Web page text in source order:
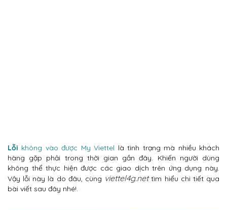
Lỗi không vào được My Viettel là tình trạng mà nhiều khách
hàng gặp phải trong thời gian gần đây. Khiến người dùng
không thể thực hiện được các giao dịch trên ứng dụng này.
Vậy lỗi này là do đâu, cùng viettel4g.nettìm hiểu chi tiết qua
bài viết sau đây nhé!.